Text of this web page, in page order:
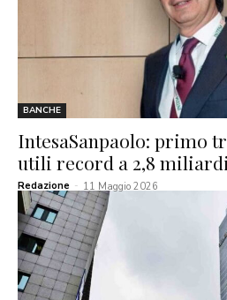
BANCHE
IntesaSanpaolo: primo
utili record a 2,8 miliardi
Redazione - 11 Maggio 2026